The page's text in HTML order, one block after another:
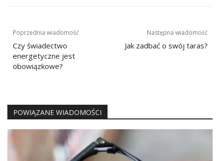
Nawigacja
wpisu
Poprzednia wiadomość
Czy świadectwo
energetyczne jest
obowiązkowe?
Następna wiadomość
Jak zadbać o swój taras?
POWIĄZANE WIADOMOŚCI